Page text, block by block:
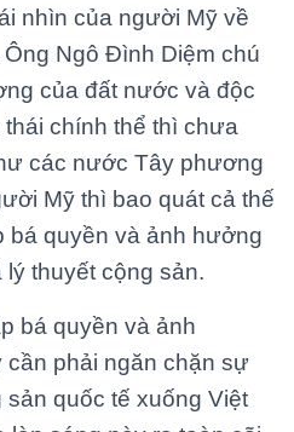
nhìn của người Mỹ về
Ngô Đình Diệm chú
của đất nước và độc
thái chính thể thì chưa
các nước Tây phương
Mỹ thì bao quát cả thế
bá quyền và ảnh hưởng
thuyết cộng sản.
bá quyền và ảnh
phải ngăn chặn sự
quốc tế xuống Việt